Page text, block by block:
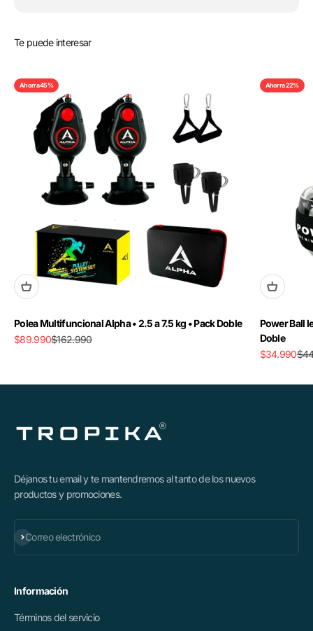
Te puede interesar
Ahorra 45%
Polea Multifuncional Alpha • 2.5 a 7.5 kg • Pack Doble
Precio de oferta
$89.990Precio normal
$162.990
Ahorra 22%
Power Ball
Doble
Precio de
$34.990
Déjanos tu email y te mantendremos al tanto de los nuevos
productos y promociones.
Correo electrónico
Suscribirse
Información
Términos del servicio